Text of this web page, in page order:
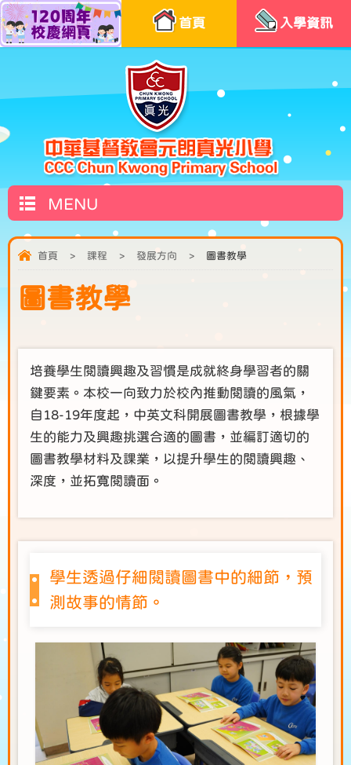
首頁 入學資訊
MENU
首頁 > 課程 > 發展方向 > 圖書教學
圖書教學
培養學生閱讀興趣及習慣是成就終身學習者的關
鍵要素。本校一向致力於校內推動閱讀的風氣，
自18-19年度起，中英文科開展圖書教學，根據學
生的能力及興趣挑選合適的圖書，並編訂適切的
圖書教學材料及課業，以提升學生的閱讀興趣、
深度，並拓寬閱讀面。
學生透過仔細閱讀圖書中的細節，預
測故事的情節。